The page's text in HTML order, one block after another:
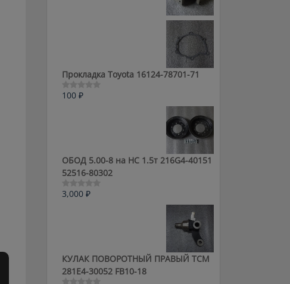
Прокладка Toyota 16124-78701-71
Оценка
100 ₽
ОБОД 5.00-8 на HC 1.5т 216G4-40151
52516-80302
Оценка
3,000 ₽
КУЛАК ПОВОРОТНЫЙ ПРАВЫЙ ТСМ
281E4-30052 FB10-18